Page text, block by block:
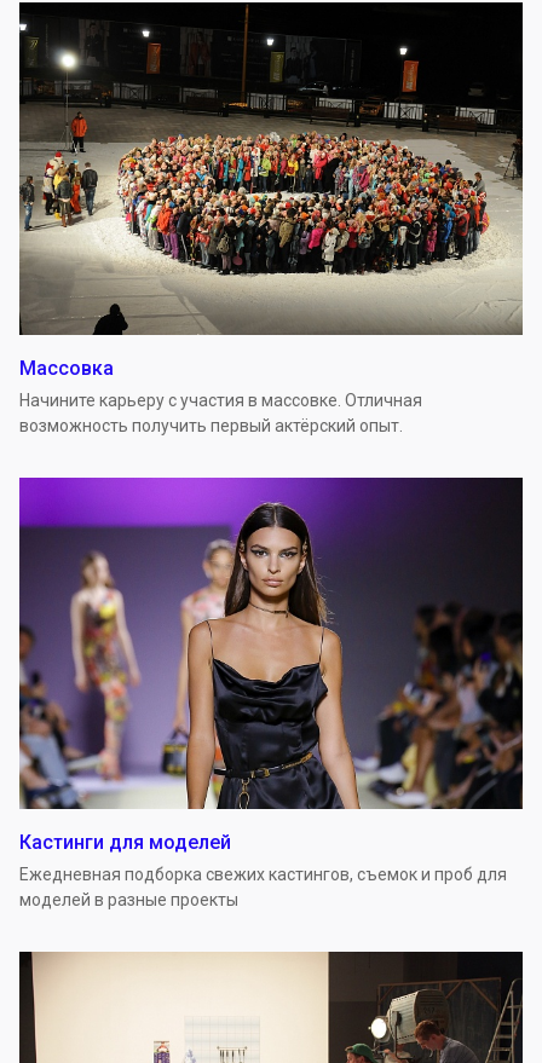
Массовка
Начините карьеру с участия в массовке. Отличная
возможность получить первый актёрский опыт.
Кастинги для моделей
Ежедневная подборка свежих кастингов, съемок и проб для
моделей в разные проекты